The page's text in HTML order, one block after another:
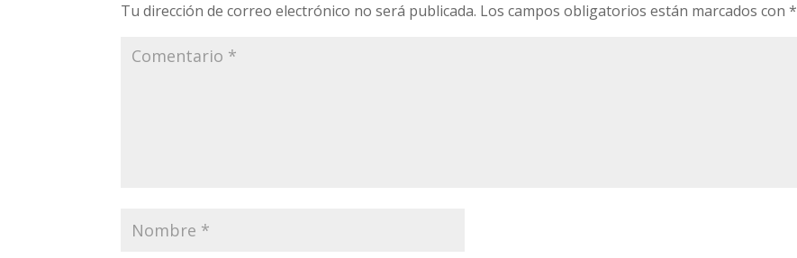
Tu dirección de correo electrónico no será publicada. Los campos obligatorios están marcados con*